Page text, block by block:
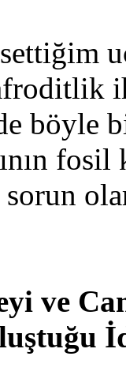
böyle
ve